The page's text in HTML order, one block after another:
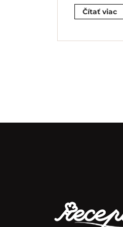
Čítať viac